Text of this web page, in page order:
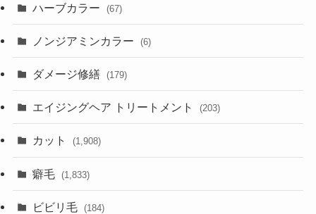
ハーブカラー (67)
ノンジアミンカラー (6)
ダメージ修繕 (179)
エイジングヘア トリートメント (203)
カット (1,908)
癖毛 (1,833)
ビビリ毛 (184)